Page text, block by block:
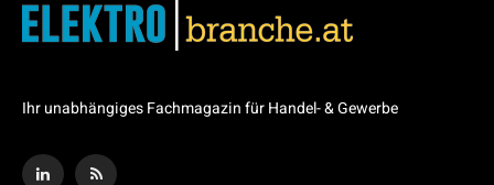
Ihr unabhängiges Fachmagazin für Handel- & Gewerbe